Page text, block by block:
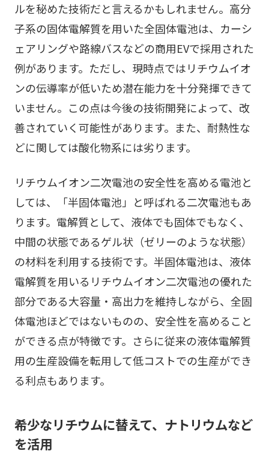
ルを秘めた技術だと言えるかもしれません。高分
子系の固体電解質を用いた全固体電池は、カーシ
ェアリングや路線バスなどの商用EVで採用された
例があります。ただし、現時点ではリチウムイオ
ンの伝導率が低いため潜在能力を十分発揮できて
いません。この点は今後の技術開発によって、改
善されていく可能性があります。また、耐熱性な
どに関しては酸化物系には劣ります。
リチウムイオン二次電池の安全性を高める電池と
しては、「半固体電池」と呼ばれる二次電池もあ
ります。電解質として、液体でも固体でもなく、
中間の状態であるゲル状（ゼリーのような状態）
の材料を利用する技術です。半固体電池は、液体
電解質を用いるリチウムイオン二次電池の優れた
部分である大容量・高出力を維持しながら、全固
体電池ほどではないものの、安全性を高めること
ができる点が特徴です。さらに従来の液体電解質
用の生産設備を転用して低コストでの生産ができ
る利点もあります。
希少なリチウムに替えて、ナトリウムなど
を活用